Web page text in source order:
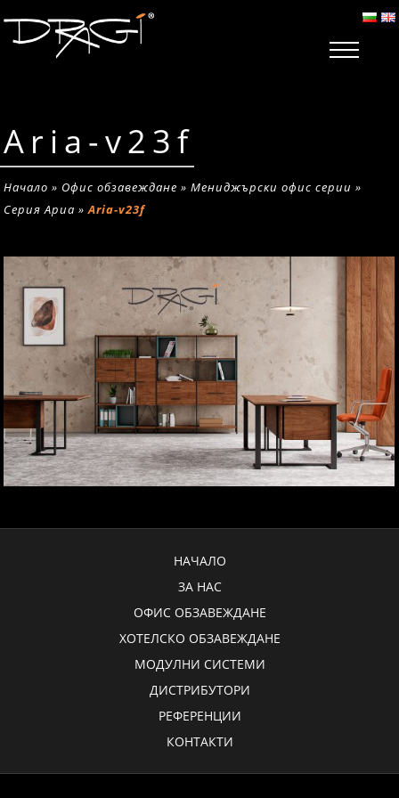
Aria-v23f
Начало » Офис обзавеждане »Мениджърски офис серии »
Серия Ариа »Aria-v23f
НАЧАЛО
ЗА НАС
ОФИС ОБЗАВЕЖДАНЕ
ХОТЕЛСКО ОБЗАВЕЖДАНЕ
МОДУЛНИ СИСТЕМИ
ДИСТРИБУТОРИ
РЕФЕРЕНЦИИ
КОНТАКТИ